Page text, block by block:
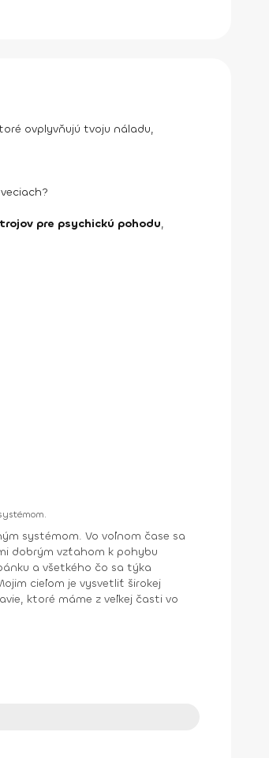
ovplyvňujú tvoju náladu,
pre psychickú pohodu,
systémom. Vo voľnom čase sa
dobrým vzťahom k pohybu
a všetkého čo sa týka
ktoré máme z veľkej časti vo